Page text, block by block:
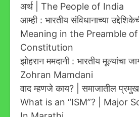
अर्थ | The People of India
आम्ही : भारतीय संविधानाच्या
Meaning in the Preamble
Constitution
झोहरान ममदानी : भारतीय मूल्यांचा
Zohran Mamdani
वाद म्हणजे काय? | समाजातील प्रमुख
What is an “ISM”? | Major